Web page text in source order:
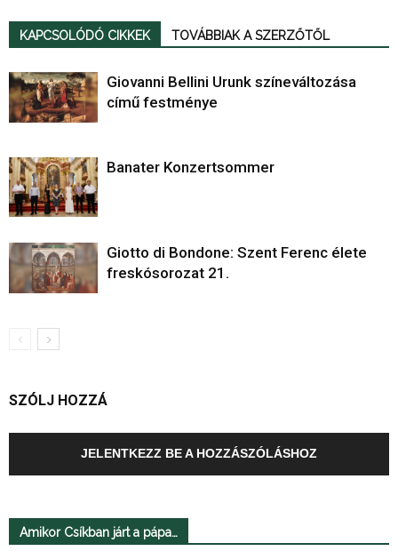
KAPCSOLÓDÓ CIKKEK TOVÁBBIAK A SZERZŐTŐL
Giovanni Bellini Urunk színeváltozása
című festménye
Banater Konzertsommer
Giotto di Bondone: Szent Ferenc élete
freskósorozat 21.
SZÓLJ HOZZÁ
JELENTKEZZ BE A HOZZÁSZÓLÁSHOZ
Amikor Csíkban járt a pápa…